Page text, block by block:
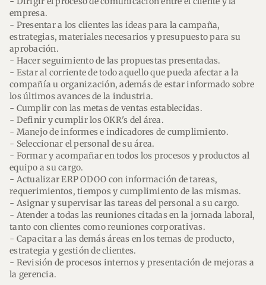
empresa.
- Presentar a los clientes las ideas para la campaña,
estrategias, materiales necesarios y presupuesto para su
aprobación.
- Hacer seguimiento de las propuestas presentadas.
- Estar al corriente de todo aquello que pueda afectar a la
compañía u organización, además de estar informado sobre
los últimos avances de la industria.
- Cumplir con las metas de ventas establecidas.
- Definir y cumplir los OKR's del área.
- Manejo de informes e indicadores de cumplimiento.
- Seleccionar el personal de su área.
- Formar y acompañar en todos los procesos y productos al
equipo a su cargo.
- Actualizar ERP ODOO con información de tareas,
requerimientos, tiempos y cumplimiento de las mismas.
- Asignar y supervisar las tareas del personal a su cargo.
- Atender a todas las reuniones citadas en la jornada laboral,
tanto con clientes como reuniones corporativas.
- Capacitar a las demás áreas en los temas de producto,
estrategia y gestión de clientes.
- Revisión de procesos internos y presentación de mejoras a
la gerencia.